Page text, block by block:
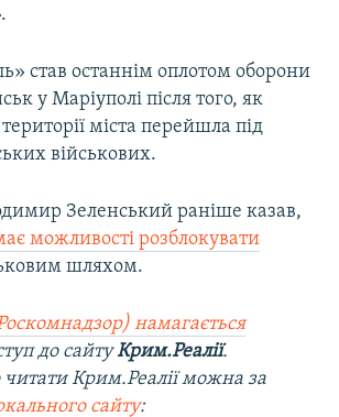
став останнім оплотом оборони
у Маріуполі після того, як
міста перейшла під
військових.
Зеленський раніше казав,
можливості розблокувати
шляхом.
намагається
до сайтуКрим.Реалії.
Крим.Реалії можна за
сайту: